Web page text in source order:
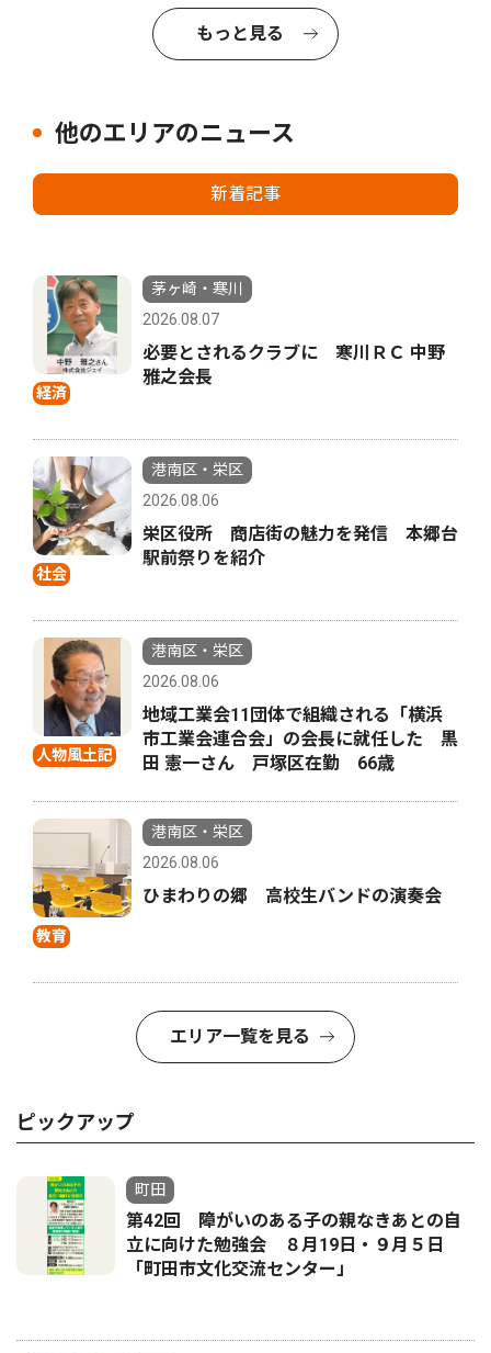
もっと見る
他のエリアのニュース
新着記事
経済
茅ヶ崎・寒川
2026.08.07
必要とされるクラブに 寒川ＲＣ 中野
雅之会長
社会
港南区・栄区
2026.08.06
栄区役所 商店街の魅力を発信 本郷台
駅前祭りを紹介
人物風土記
港南区・栄区
2026.08.06
地域工業会11団体で組織される「横浜
市工業会連合会」の会長に就任した 黒
田 憲一さん 戸塚区在勤 66歳
教育
港南区・栄区
2026.08.06
ひまわりの郷 高校生バンドの演奏会
エリア一覧を見る
ピックアップ
町田
第42回 障がいのある子の親なきあとの自
立に向けた勉強会 ８月19日・９月５日
「町田市文化交流センター」